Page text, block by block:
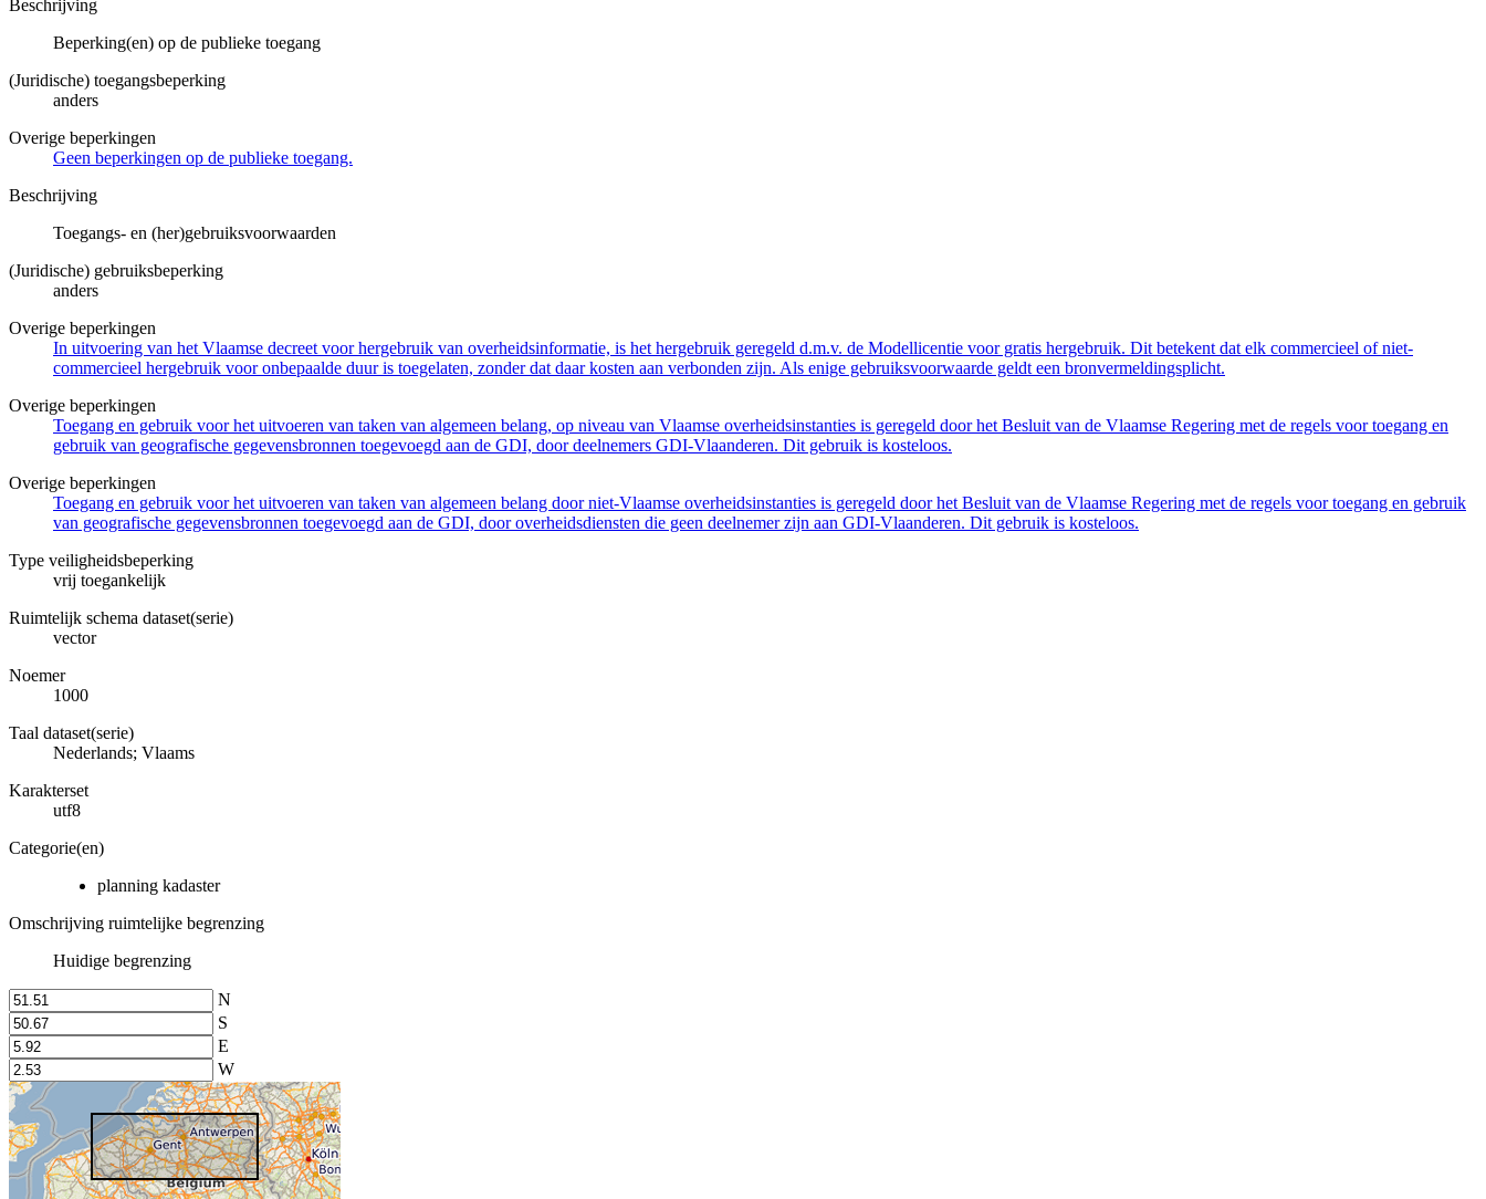
Beschrijving
Beperking(en) op de publieke toegang
(Juridische) toegangsbeperking
anders
Overige beperkingen
Geen beperkingen op de publieke toegang.
Beschrijving
Toegangs- en (her)gebruiksvoorwaarden
(Juridische) gebruiksbeperking
anders
Overige beperkingen
In uitvoering van het Vlaamse decreet voor hergebruik van overheidsinformatie, is het hergebruik geregeld d.m.v. de Modellicentie voor gratis hergebruik. Dit betekent dat elk commercieel of niet-
commercieel hergebruik voor onbepaalde duur is toegelaten, zonder dat daar kosten aan verbonden zijn. Als enige gebruiksvoorwaarde geldt een bronvermeldingsplicht.
Overige beperkingen
Toegang en gebruik voor het uitvoeren van taken van algemeen belang, op niveau van Vlaamse overheidsinstanties is geregeld door het Besluit van de Vlaamse Regering met de regels voor toegang en
gebruik van geografische gegevensbronnen toegevoegd aan de GDI, door deelnemers GDI-Vlaanderen. Dit gebruik is kosteloos.
Overige beperkingen
Toegang en gebruik voor het uitvoeren van taken van algemeen belang door niet-Vlaamse overheidsinstanties is geregeld door het Besluit van de Vlaamse Regering met de regels voor toegang en gebruik
van geografische gegevensbronnen toegevoegd aan de GDI, door overheidsdiensten die geen deelnemer zijn aan GDI-Vlaanderen. Dit gebruik is kosteloos.
Type veiligheidsbeperking
vrij toegankelijk
Ruimtelijk schema dataset(serie)
vector
Noemer
1000
Taal dataset(serie)
Nederlands; Vlaams
Karakterset
utf8
Categorie(en)
planning kadaster
Omschrijving ruimtelijke begrenzing
Huidige begrenzing
N
S
E
W